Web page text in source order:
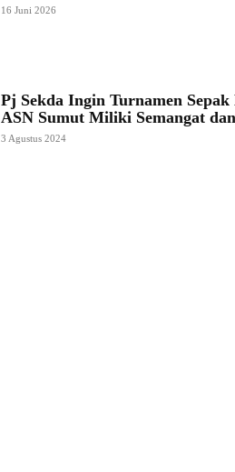
16 Juni 2026
Pj Sekda Ingin Turnamen
ASN Sumut Miliki Semangat
3 Agustus 2024